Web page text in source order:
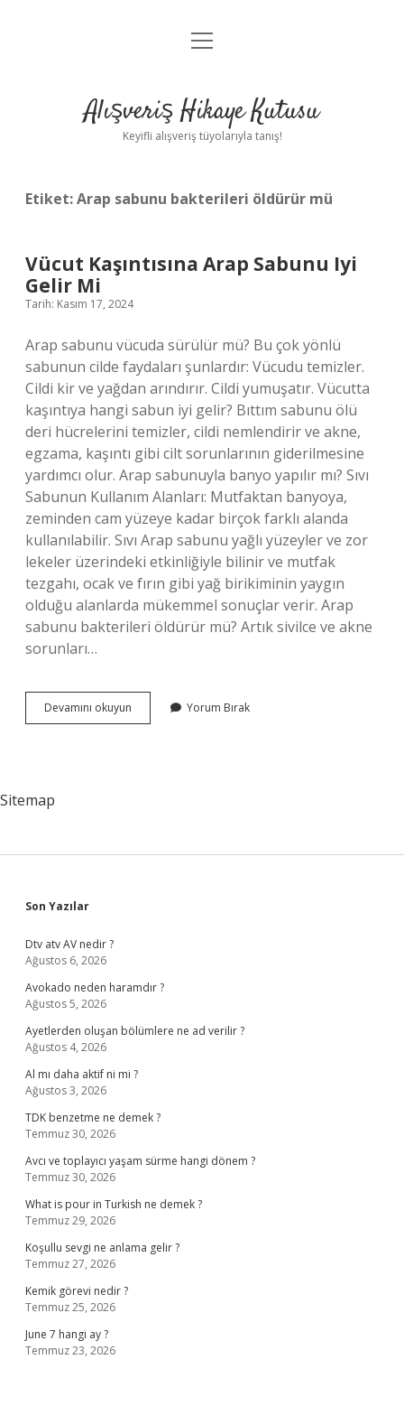
Anasayfa
Yasal Uyarı
menüyü
Alışveriş Hikaye Kutusu
Keyifli alışveriş tüyolarıyla tanış!
Etiket:Arap sabunu bakterileri öldürür mü
Vücut Kaşıntısına Arap Sabunu Iyi
Gelir Mi
Tarih: Kasım 17, 2024
Arap sabunu vücuda sürülür mü? Bu çok yönlü
sabunun cilde faydaları şunlardır: Vücudu temizler.
Cildi kir ve yağdan arındırır. Cildi yumuşatır. Vücutta
kaşıntıya hangi sabun iyi gelir? Bıttım sabunu ölü
deri hücrelerini temizler, cildi nemlendirir ve akne,
egzama, kaşıntı gibi cilt sorunlarının giderilmesine
yardımcı olur. Arap sabunuyla banyo yapılır mı? Sıvı
Sabunun Kullanım Alanları: Mutfaktan banyoya,
zeminden cam yüzeye kadar birçok farklı alanda
kullanılabilir. Sıvı Arap sabunu yağlı yüzeyler ve zor
lekeler üzerindeki etkinliğiyle bilinir ve mutfak
tezgahı, ocak ve fırın gibi yağ birikiminin yaygın
olduğu alanlarda mükemmel sonuçlar verir. Arap
sabunu bakterileri öldürür mü? Artık sivilce ve akne
sorunları…
Devamını okuyun
Kaşıntısına
Yorum Bırak
Sitemap
Sidebar
Son Yazılar
Dtv atv AV nedir ?
Ağustos 6, 2026
Avokado neden haramdır ?
Ağustos 5, 2026
Ayetlerden oluşan bölümlere ne ad verilir ?
Ağustos 4, 2026
Al mı daha aktif ni mi ?
Ağustos 3, 2026
TDK benzetme ne demek ?
Temmuz 30, 2026
Avcı ve toplayıcı yaşam sürme hangi dönem ?
Temmuz 30, 2026
What is pour in Turkish ne demek ?
Temmuz 29, 2026
Koşullu sevgi ne anlama gelir ?
Temmuz 27, 2026
Kemik görevi nedir ?
Temmuz 25, 2026
June 7 hangi ay ?
Temmuz 23, 2026